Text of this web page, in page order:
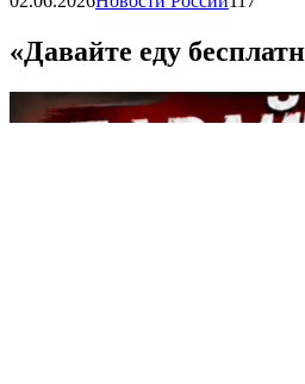
«Давайте еду